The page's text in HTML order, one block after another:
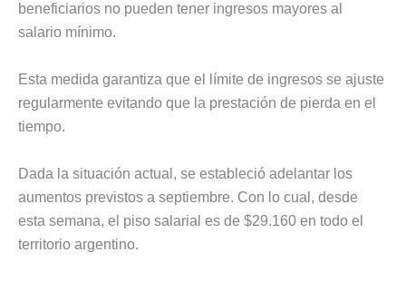
beneficiarios no pueden tener ingresos mayores al
salario mínimo.
Esta medida garantiza que el límite de ingresos se ajuste
regularmente evitando que la prestación de pierda en el
tiempo.
Dada la situación actual, se estableció adelantar los
aumentos previstos a septiembre. Con lo cual, desde
esta semana, el piso salarial es de $29.160 en todo el
territorio argentino.